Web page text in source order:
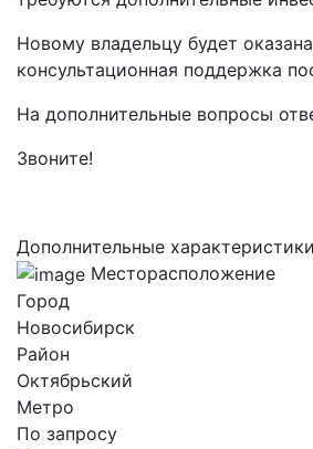
Новому владельцу будет
консультационная поддержка
На дополнительные вопросы
Звоните!
Дополнительные характеристики
Месторасположение
Город
Новосибирск
Район
Октябрьский
Метро
По запросу